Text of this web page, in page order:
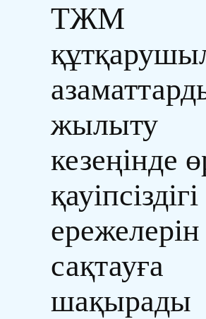
ТЖМ
жылыту
кезеңінде
қауіпсіздігі
ережелерін
сақтауға
шақырады